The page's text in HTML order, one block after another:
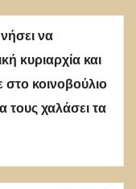
να
κυριαρχία και
στο κοινοβούλιο
τους χαλάσει τα